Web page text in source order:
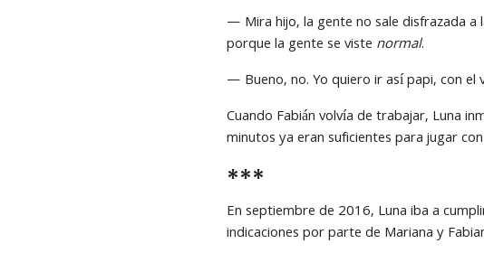
— Mira hijo, la gente no sale disfrazada a
porque la gente se viste normal.
— Bueno, no. Yo quiero ir así papi, con el
Cuando Fabián volvía de trabajar, Luna
minutos ya eran suficientes para jugar
***
En septiembre de 2016, Luna iba a
indicaciones por parte de Mariana y